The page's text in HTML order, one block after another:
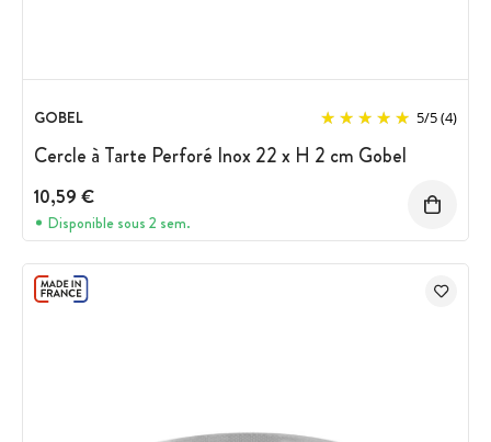
GOBEL 5/5(4)
Cercle à Tarte Perforé Inox 22 x H 2 cm Gobel
10,59 €
Disponible sous 2 sem.